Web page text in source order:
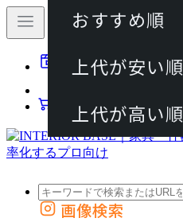
動画マニュアル
カート
外部サイトの商品をカートに追加
画像検索
おすすめ順
上代が安い順
上代が高い順